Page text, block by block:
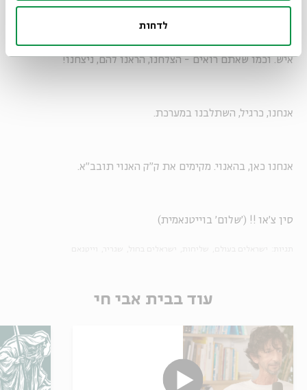
לדחות
וכך התחילו הניסיונות לדחות את הנסיעה ולהערים קשיים, כדי
לשנות את היעד למקום בו הקהילה היהודית מונה יותר מ-20
איש. וכמו שאתם רואים - הצלחנו, הראנו להם, ניצחנו!
אנחנו, כרגיל, השתלבנו במערכת.
אנחנו כאן, בהאנוי. מקימים את ק"ק האנוי תובב"א.
סין צ'או !! ('שלום' בוייטנאמית)
עוד בבית אבי חי